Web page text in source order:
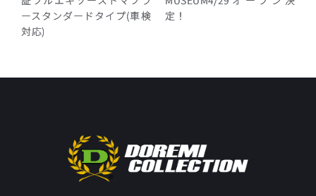
ースタンダードタイプ(車検
対応)
定！